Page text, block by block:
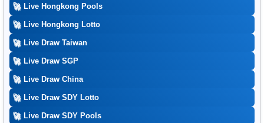
Prediksi Magnum Cambodia
Prediksi Nagoya
Prediksi North Carolina Day
Prediksi Singapore
Prediksi Sydney
Prediksi Sydney Lottery
🚀 Live Hongkong Pools
🚀 Live Hongkong Lotto
🚀 Live Draw Taiwan
🚀 Live Draw SGP
🚀 Live Draw China
🚀 Live Draw SDY Lotto
🚀 Live Draw SDY Pools